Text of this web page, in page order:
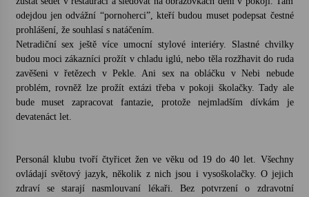
Ozvěny prázdnin
14. 7. 2026
Za kulturou kousek za Humpolec. V Želivě ožije
odkaz Josefa Čapka
Želiv
3. 7. 2026
odejdou jen odvážní “pornoherci”, kteří budou muset podepsat čestné
prohlášení, že souhlasí s natáčením.
Netradiční sex ještě více umocní stylové interiéry. Slastné chvilky
budou moci zákazníci prožít v chladu iglú, nebo těla rozžhavit do ruda
zavěšeni v řetězech v Pekle. Ani sex na obláčku v Nebi nebude
problém, rovněž lze prožít extázi třeba v pokoji školačky. Tady ale
bude muset zapracovat fantazie, protože nejmladším dívkám je
devatenáct let.
Personál klubu tvoří čtyřicet žen ve věku od 19 do 40 let. Všechny
ovládají světový jazyk, několik z nich jsou i vysoškolačky. O jejich
zdraví se starají nasmlouvaní lékaři. Bez potvrzení o zdravotní